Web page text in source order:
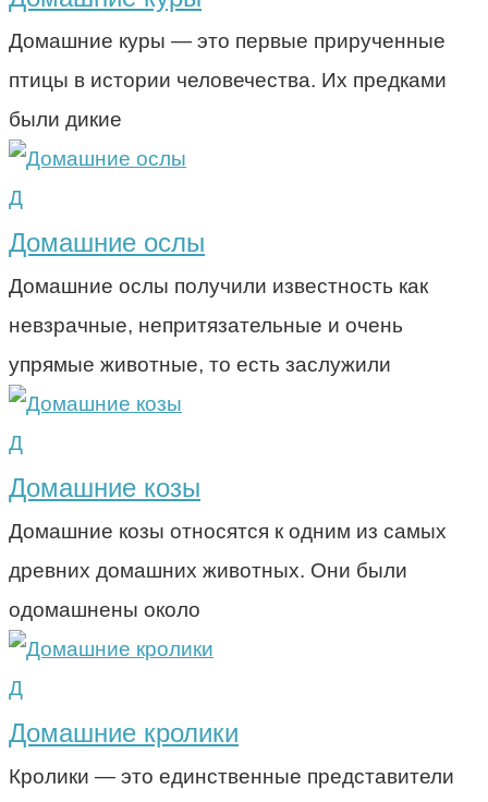
Домашние куры — это первые прирученные
птицы в истории человечества. Их предками
были дикие
Д
Домашние ослы
Домашние ослы получили известность как
невзрачные, непритязательные и очень
упрямые животные, то есть заслужили
Д
Домашние козы
Домашние козы относятся к одним из самых
древних домашних животных. Они были
одомашнены около
Д
Домашние кролики
Кролики — это единственные представители